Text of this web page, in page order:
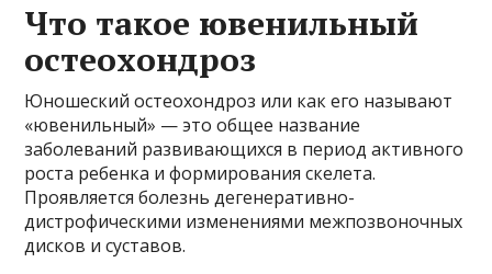
Что такое ювенильный
остеохондроз
Юношеский остеохондроз или как его называют
«ювенильный» — это общее название
заболеваний развивающихся в период активного
роста ребенка и формирования скелета.
Проявляется болезнь дегенеративно-
дистрофическими изменениями межпозвоночных
дисков и суставов.